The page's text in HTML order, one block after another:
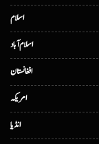
اسلام
اسلام آباد
افغانستان
امریکہ
انڈیا